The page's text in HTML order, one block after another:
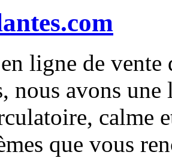
ligne de vente
nous avons
calme
que vous